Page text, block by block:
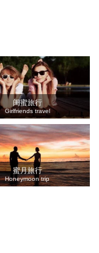
闺蜜旅行
Girlfriends travel
蜜月旅行
Honeymoon trip